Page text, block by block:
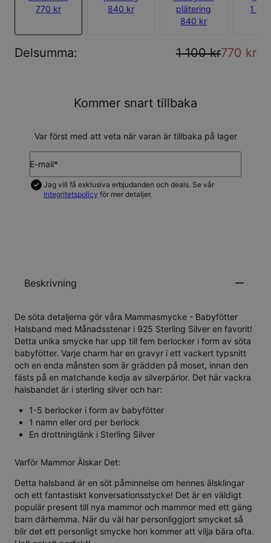
770 kr
840 kr
plätering
840 kr
1
Delsumma: 1 100 kr770 kr
Kommer snart tillbaka
Var först med att veta när varan är tillbaka på lager
E-mail*
Jag vill få exklusiva erbjudanden och deals. Se vår
Integritetspolicy för mer detaljer.
Beskrivning
De söta detaljerna gör våra Mammasmycke - Babyfötter
Halsband med Månadsstenar i 925 Sterling Silver en favorit!
Detta unika smycke har upp till fem berlocker i form av söta
babyfötter. Varje charm har en gravyr i ett vackert typsnitt
och en enda månsten som är grädden på moset, innan den
fästs på en matchande kedja av silverpärlor. Det här vackra
halsbandet är i sterling silver och har:
1-5 berlocker i form av babyfötter
1 namn eller ord per berlock
En drottninglänk i Sterling Silver
Varför Mammor Älskar Det:
Detta halsband är en söt påminnelse om hennes älsklingar
och ett fantastiskt konversationsstycke! Det är en väldigt
populär present till nya mammor och mammor med ett gäng
barn därhemma. När du väl har personliggjort smycket så
blir det ett personligt smycke hon kommer att vilja bära ofta.